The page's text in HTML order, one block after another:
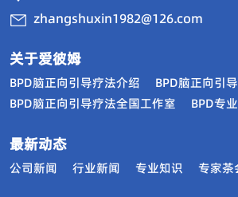
zhangshuxin1982@126.com
关于爱彼姆
BPD脑正向引导疗法介绍
BPD脑正向引
BPD脑正向引导疗法全国工作室
BPD专
最新动态
公司新闻 行业新闻 专业知识 专家茶